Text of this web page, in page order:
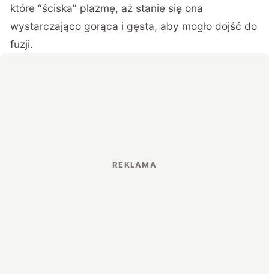
które “ściska” plazmę, aż stanie się ona
wystarczająco gorąca i gęsta, aby mogło dojść do
fuzji.